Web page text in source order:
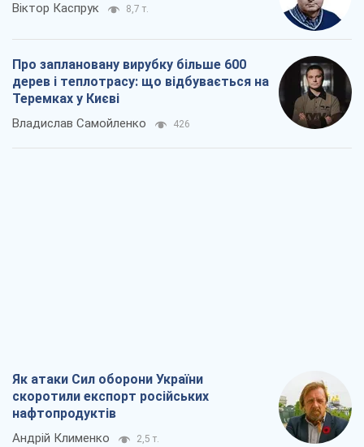
Віктор Каспрук 8,7 т.
Про заплановану вирубку більше 600
дерев і теплотрасу: що відбувається на
Теремках у Києві
Владислав Самойленко 426
Як атаки Сил оборони України
скоротили експорт російських
нафтопродуктів
Андрій Клименко 2,5 т.